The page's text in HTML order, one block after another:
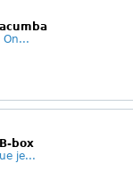
On...
box
je...